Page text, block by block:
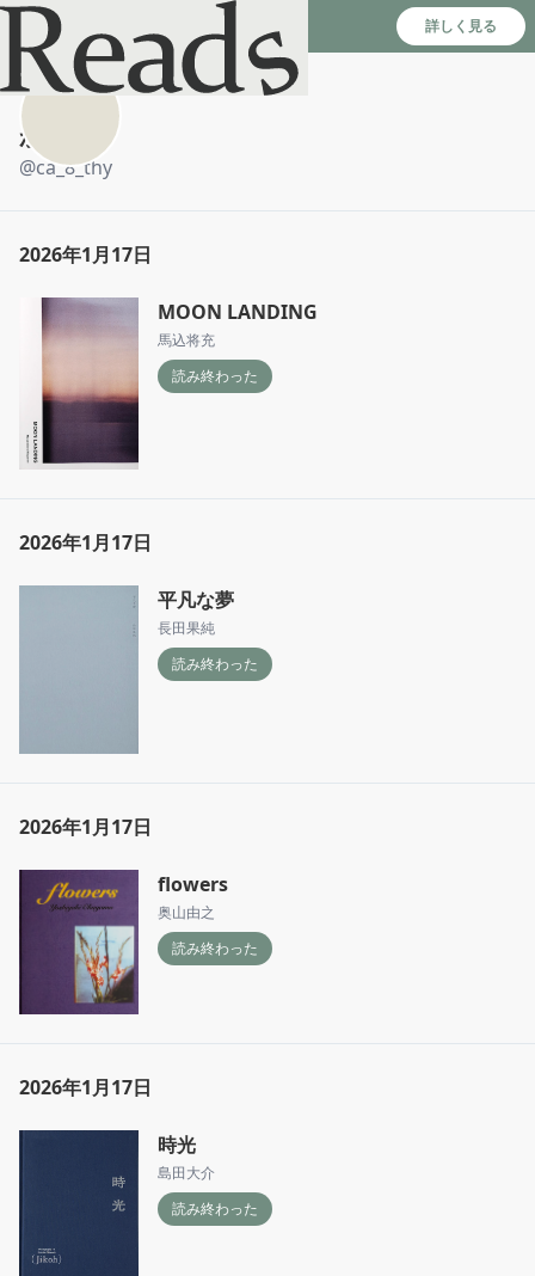
Reads - 読書のSNS＆記録アプリ 詳しく見る
かわしま
@ca_8_thy
2026年1月17日
MOON LANDING
馬込将充
読み終わった
2026年1月17日
平凡な夢
長田果純
読み終わった
2026年1月17日
flowers
奥山由之
読み終わった
2026年1月17日
時光
島田大介
読み終わった